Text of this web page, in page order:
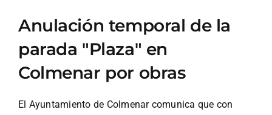
Anulación temporal de la
parada "Plaza" en
Colmenar por obras
El Ayuntamiento de Colmenar comunica que con